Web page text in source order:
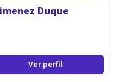
Duque
Ver perfil